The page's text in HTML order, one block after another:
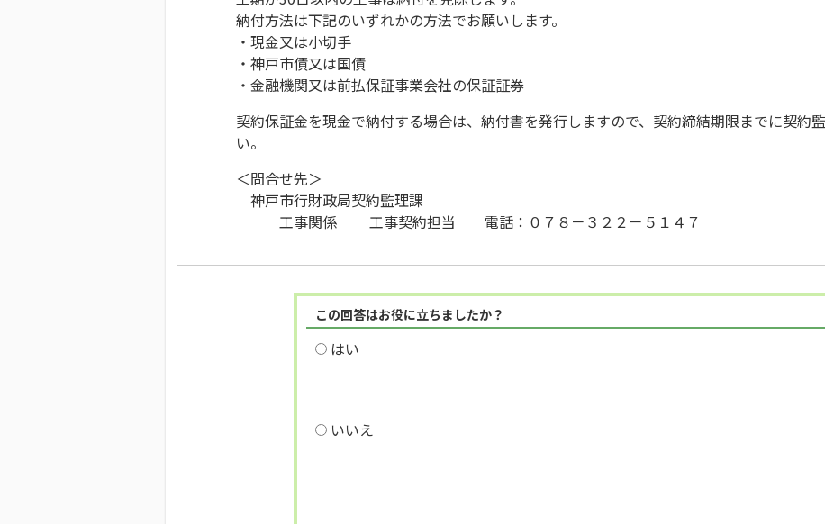
納付方法は下記のいずれかの方法でお願いします。
・現金又は小切手
・神戸市債又は国債
・金融機関又は前払保証事業会社の保証証券
契約保証金を現金で納付する場合は、納付書を発行しますので、契約締結期限までに契約
い。
＜問合せ先＞
神戸市行財政局契約監理課
工事関係 工事契約担当 電話：０７８－３２２－５１４７
この回答はお役に立ちましたか？
はい
いいえ